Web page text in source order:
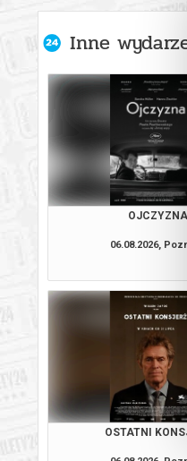
Inne
OJCZYZNA
06.08.2026,
OSTATNI